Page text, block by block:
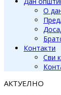
О
Контакти
Сви
АКТУЕЛНО